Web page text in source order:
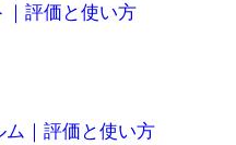
｜評価と使い方
ム｜評価と使い方